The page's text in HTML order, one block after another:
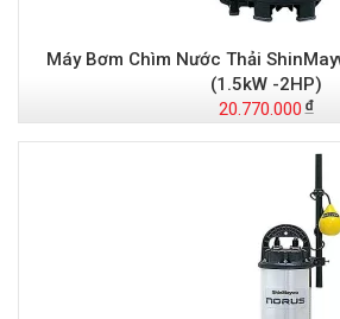
Máy Bơm Chìm Nước Thải
(1.5kW -2HP)
20.770.000